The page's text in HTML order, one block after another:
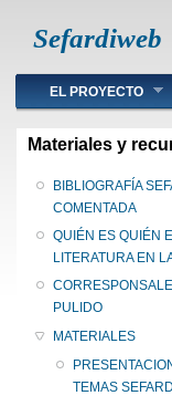
Sefardiweb
Main menu
EL PROYECTO
Materiales y
BIBLIOGRAFÍA
COMENTADA
QUIÉN ES QUIÉN
LITERATURA EN
PULIDO
MATERIALES
TEMAS